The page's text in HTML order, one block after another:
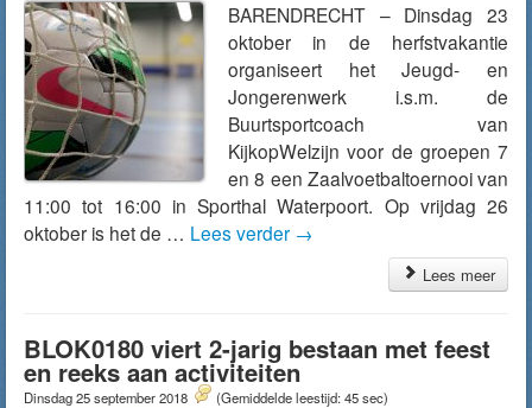
BARENDRECHT – Dinsdag 23
oktober in de herfstvakantie
organiseert het Jeugd- en
Jongerenwerk i.s.m. de
Buurtsportcoach van
KijkopWelzijn voor de groepen 7
en 8 een Zaalvoetbaltoernooi van
11:00 tot 16:00 in Sporthal Waterpoort. Op vrijdag 26
oktober is het de … Lees verder →
Lees meer
BLOK0180 viert 2-jarig bestaan met feest
en reeks aan activiteiten
Dinsdag 25 september 2018 (Gemiddelde leestijd: 45 sec)